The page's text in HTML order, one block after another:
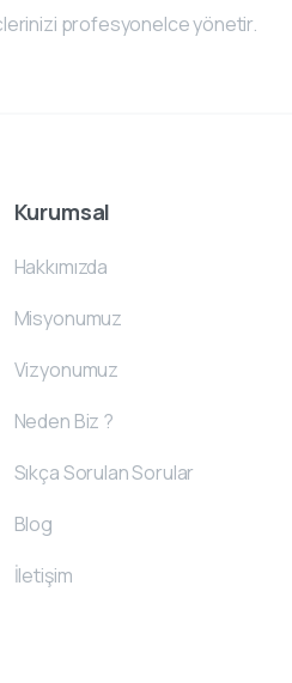
profesyonelce yönetir.
Kurumsal
Hakkımızda
Misyonumuz
Vizyonumuz
Neden Biz ?
Sıkça Sorulan Sorular
Blog
İletişim